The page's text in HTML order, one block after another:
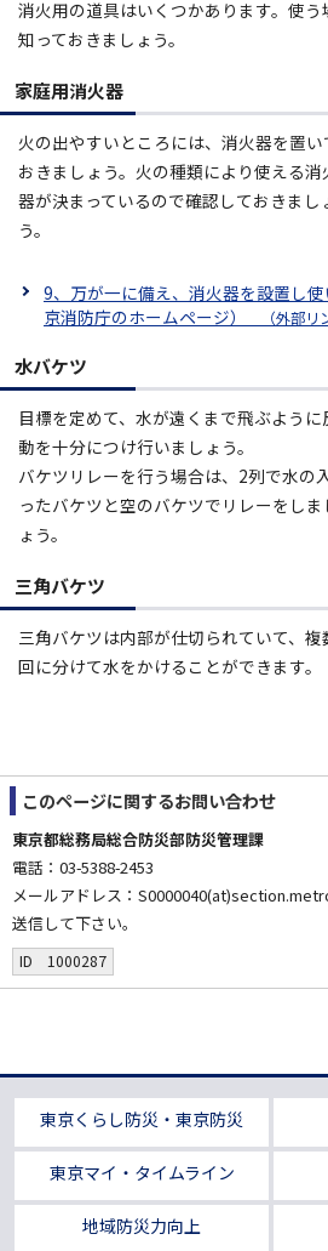
消火用の道具はいくつかあります。使
知っておきましょう。
家庭用消火器
火の出やすいところには、消火器を置い
おきましょう。火の種類により使える消
器が決まっているので確認しておきまし
う。
9、万が一に備え、消火器を設置し
京消防庁のホームページ）
（外部リ
水バケツ
目標を定めて、水が遠くまで飛ぶように
動を十分につけ行いましょう。
バケツリレーを行う場合は、2列で水の
ったバケツと空のバケツでリレーをしま
ょう。
三角バケツ
三角バケツは内部が仕切られていて、複
回に分けて水をかけることができます。
このページに関するお問い合わせ
東京都総務局総合防災部防災管理課
電話：03-5388-2453
メールアドレス：
送信して下さい。
ID 1000287
東京くらし防災・東京防災
東京マイ・タイムライン
地域防災力向上